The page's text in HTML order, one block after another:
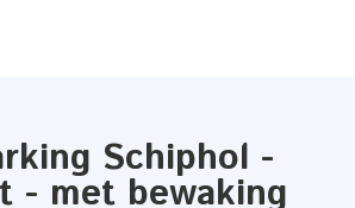
Schiphol -
- met bewaking